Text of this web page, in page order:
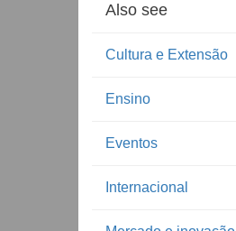
Also see
Cultura e Extensão
Ensino
Eventos
Internacional